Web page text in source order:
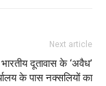
Next article
दूतावास के ‘अवैध’
के पास नक्सलियों का